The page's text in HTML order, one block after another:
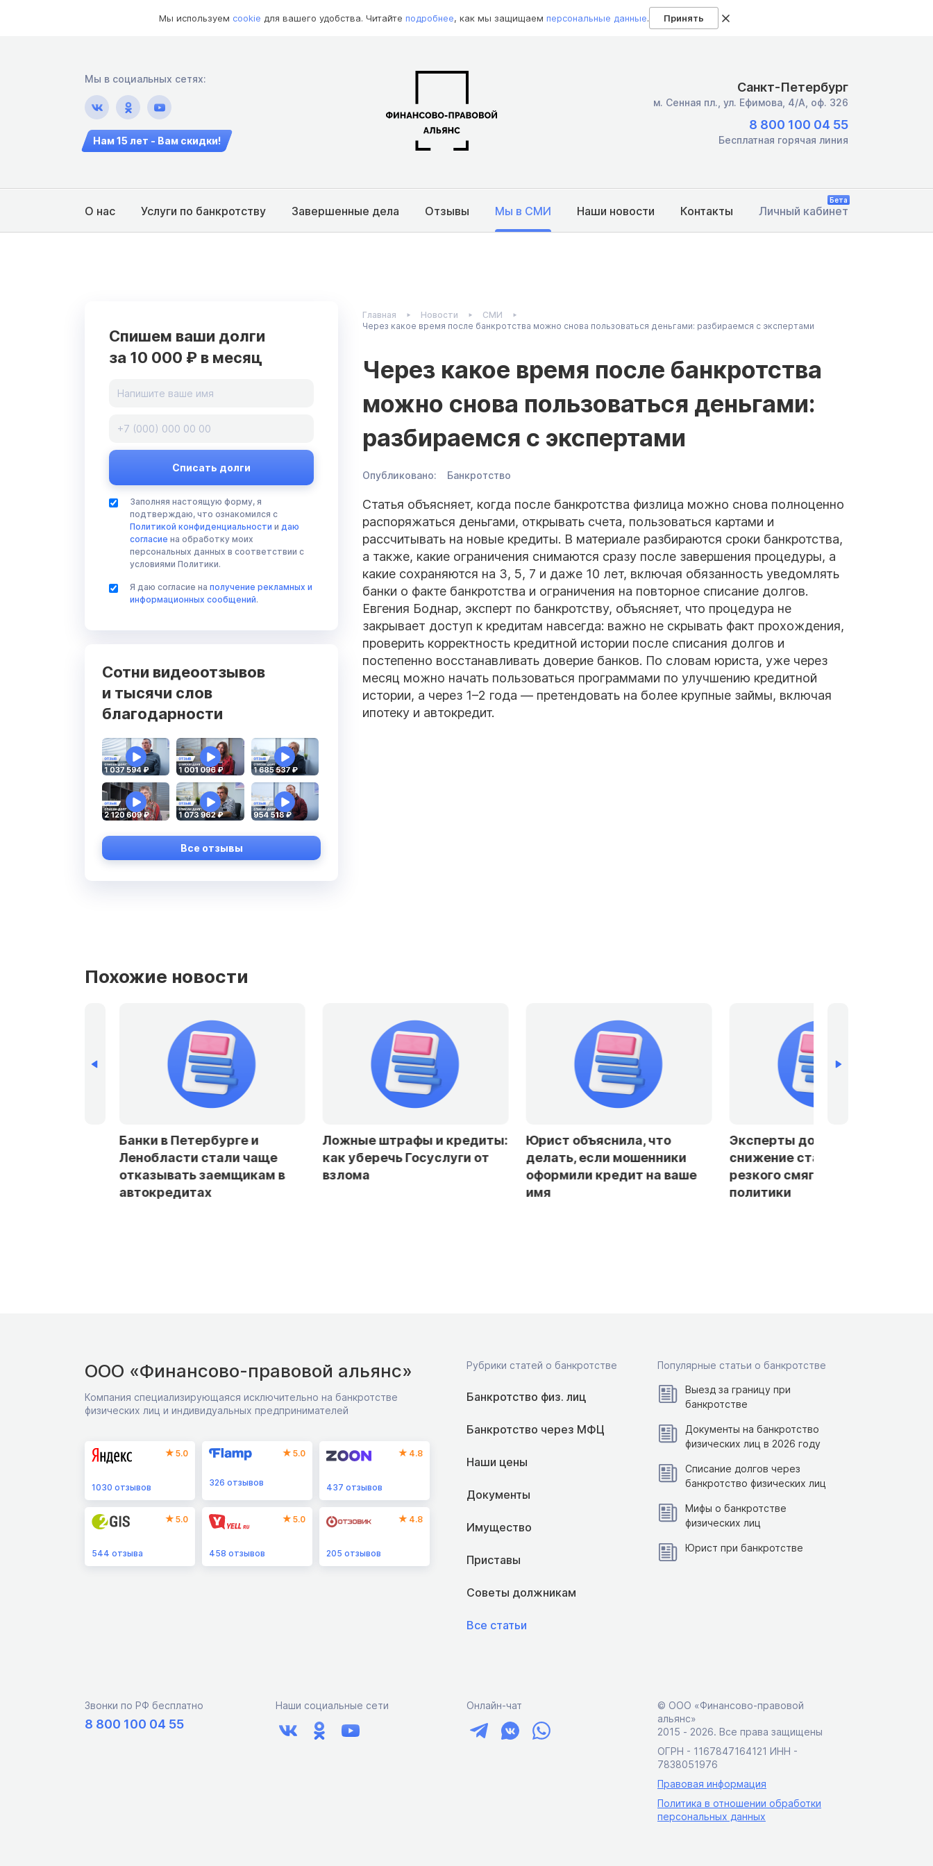
Мы используем cookie для вашего удобства. Читайте подробнее, как мы защищаем персональные данные. Принять
Мы в социальных сетях:
Нам 15 лет - Вам скидки!
Санкт-Петербург
м. Сенная пл., ул. Ефимова, 4/А, оф. 326
8 800 100 04 55
Бесплатная горячая линия
О нас Услуги по банкротству Завершенные дела Отзывы Мы в СМИ Наши новости Контакты Личный кабинет
Бета
Спишем ваши долги
за 10 000 ₽ в месяц
Заполняя настоящую форму, я
подтверждаю, что ознакомился с
Политикой конфиденциальности и даю
согласие на обработку моих
персональных данных в соответствии с
условиями Политики.
Я даю согласие на получение рекламных и
информационных сообщений.
Сотни видеоотзывов
и тысячи слов
благодарности
Все отзывы
Главная Новости
СМИ
Через какое время после банкротства можно снова пользоваться деньгами: разбираемся с экспертами
Через какое время после банкротства
можно снова пользоваться деньгами:
разбираемся с экспертами
Опубликовано: Банкротство
Статья объясняет, когда после банкротства физлица можно снова полноценно
распоряжаться деньгами, открывать счета, пользоваться картами и
рассчитывать на новые кредиты. В материале разбираются сроки банкротства,
а также, какие ограничения снимаются сразу после завершения процедуры, а
какие сохраняются на 3, 5, 7 и даже 10 лет, включая обязанность уведомлять
банки о факте банкротства и ограничения на повторное списание долгов.
Евгения Боднар, эксперт по банкротству, объясняет, что процедура не
закрывает доступ к кредитам навсегда: важно не скрывать факт прохождения,
проверить корректность кредитной истории после списания долгов и
постепенно восстанавливать доверие банков. По словам юриста, уже через
месяц можно начать пользоваться программами по улучшению кредитной
истории, а через 1–2 года — претендовать на более крупные займы, включая
ипотеку и автокредит.
Похожие новости
Банки в Петербурге и
Ленобласти стали чаще
отказывать заемщикам в
автокредитах
Ложные штрафы и кредиты:
как уберечь Госуслуги от
взлома
Юрист объяснила, что
делать, если мошенники
оформили кредит на ваше
имя
Эксперты допустили
снижение ставки ЦБ без
резкого смягчения
политики
ООО «Финансово-правовой альянс»
Компания специализирующаяся исключительно на банкротстве
физических лиц и индивидуальных предпринимателей
5.0
1030 отзывов
5.0
326 отзывов
4.8
437 отзывов
5.0
544 отзыва
5.0
458 отзывов
4.8
205 отзывов
Рубрики статей о банкротстве
Банкротство физ. лиц
Банкротство через МФЦ
Наши цены
Документы
Имущество
Приставы
Советы должникам
Все статьи
Популярные статьи о банкротстве
Выезд за границу при
банкротстве
Документы на банкротство
физических лиц в 2026 году
Списание долгов через
банкротство физических лиц
Мифы о банкротстве
физических лиц
Юрист при банкротстве
Звонки по РФ бесплатно
8 800 100 04 55
Наши социальные сети Онлайн-чат
© ООО «Финансово-правовой
альянс»
2015 ‑ 2026. Все права защищены
ОГРН - 1167847164121 ИНН -
7838051976
Правовая информация
Политика в отношении обработки
персональных данных